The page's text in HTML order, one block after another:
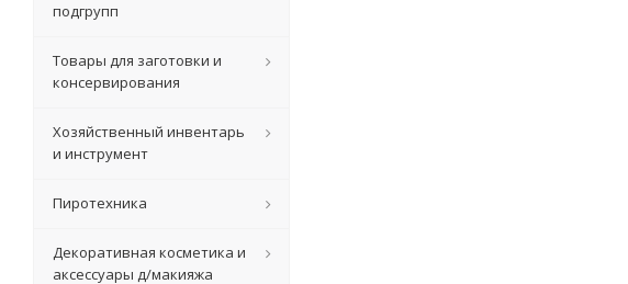
подгрупп
Товары для заготовки и
консервирования
Хозяйственный инвентарь
и инструмент
Пиротехника
Декоративная косметика и
аксессуары д/макияжа